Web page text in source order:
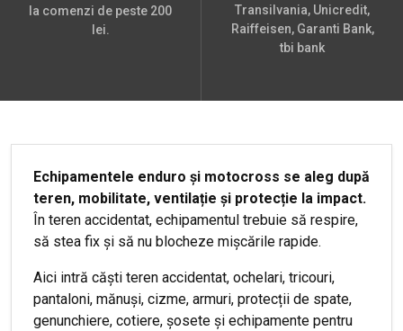
la comenzi de peste 200
lei.
Transilvania, Unicredit,
Raiffeisen, Garanti Bank,
tbi bank
Echipamentele enduro și motocross se aleg după
teren, mobilitate, ventilație și protecție la impact.
În teren accidentat, echipamentul trebuie să respire,
să stea fix și să nu blocheze mișcările rapide.
Aici intră căști teren accidentat, ochelari, tricouri,
pantaloni, mănuși, cizme, armuri, protecții de spate,
genunchiere, cotiere, șosete și echipamente pentru